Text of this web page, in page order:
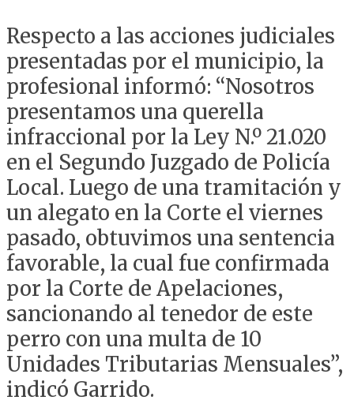
Respecto a las acciones judiciales
presentadas por el municipio, la
profesional informó: “Nosotros
presentamos una querella
infraccional por la Ley N.º 21.020
en el Segundo Juzgado de Policía
Local. Luego de una tramitación y
un alegato en la Corte el viernes
pasado, obtuvimos una sentencia
favorable, la cual fue confirmada
por la Corte de Apelaciones,
sancionando al tenedor de este
perro con una multa de 10
Unidades Tributarias Mensuales”,
indicó Garrido.